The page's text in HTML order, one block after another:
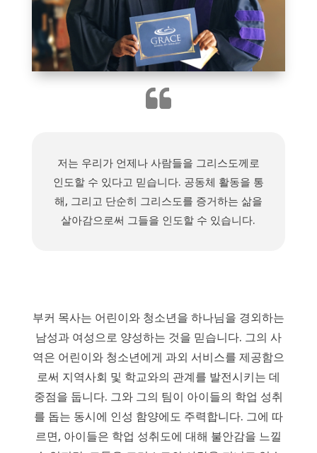
저는 우리가 언제나 사람들을 그리스도께로
인도할 수 있다고 믿습니다. 공동체 활동을 통
해, 그리고 단순히 그리스도를 증거하는 삶을
살아감으로써 그들을 인도할 수 있습니다.
부커 목사는 어린이와 청소년을 하나님을 경외하는
남성과 여성으로 양성하는 것을 믿습니다. 그의 사
역은 어린이와 청소년에게 과외 서비스를 제공함으
로써 지역사회 및 학교와의 관계를 발전시키는 데
중점을 둡니다. 그와 그의 팀이 아이들의 학업 성취
를 돕는 동시에 인성 함양에도 주력합니다. 그에 따
르면, 아이들은 학업 성취도에 대해 불안감을 느낄